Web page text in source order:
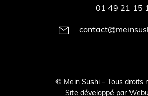
01 49 21 15
© Mein Sushi – Tous droits
Site développé par